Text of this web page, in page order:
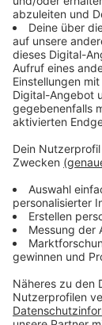
Eisenbahn
Schloss
40597
Mehr Infos
Freitag: 14 -
Samstag:
Sonntag: 11
Anzeige